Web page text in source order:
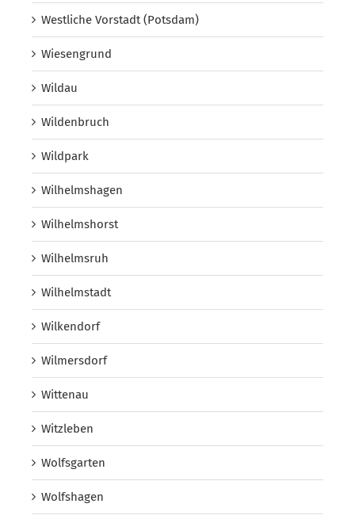
Westliche Vorstadt (Potsdam)
Wiesengrund
Wildau
Wildenbruch
Wildpark
Wilhelmshagen
Wilhelmshorst
Wilhelmsruh
Wilhelmstadt
Wilkendorf
Wilmersdorf
Wittenau
Witzleben
Wolfsgarten
Wolfshagen